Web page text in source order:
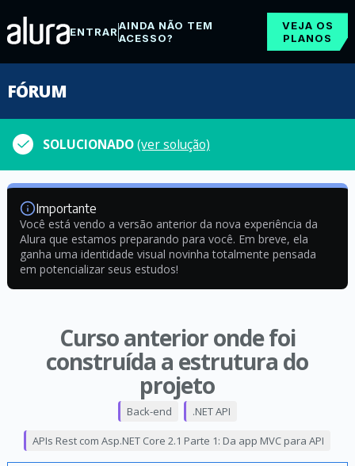
ENTRARAINDA NÃO TEM
ACESSO?
VEJA OS
PLANOS
FÓRUM
SOLUCIONADO(ver solução)
Importante
Você está vendo a versão anterior da nova experiência da
Alura que estamos preparando para você. Em breve, ela
ganha uma identidade visual novinha totalmente pensada
em potencializar seus estudos!
Curso anterior onde foi
construída a estrutura do
projeto
Back-end .NET API
APIs Rest com Asp.NET Core 2.1 Parte 1: Da app MVC para API